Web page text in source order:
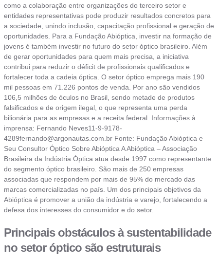
como a colaboração entre organizações do terceiro setor e
entidades representativas pode produzir resultados concretos para
a sociedade, unindo inclusão, capacitação profissional e geração de
oportunidades. Para a Fundação Abióptica, investir na formação de
jovens é também investir no futuro do setor óptico brasileiro. Além
de gerar oportunidades para quem mais precisa, a iniciativa
contribui para reduzir o déficit de profissionais qualificados e
fortalecer toda a cadeia óptica. O setor óptico emprega mais 190
mil pessoas em 71.226 pontos de venda. Por ano são vendidos
106,5 milhões de óculos no Brasil, sendo metade de produtos
falsificados e de origem ilegal, o que representa uma perda
bilionária para as empresas e a receita federal. Informações à
imprensa: Fernando Neves11-9-9178-
4289fernando@argonautas.com.br Fonte: Fundação Abióptica e
Seu Consultor Óptico Sobre Abióptica A Abióptica – Associação
Brasileira da Indústria Óptica atua desde 1997 como representante
do segmento óptico brasileiro. São mais de 250 empresas
associadas que respondem por mais de 95% do mercado das
marcas comercializadas no país. Um dos principais objetivos da
Abióptica é promover a união da indústria e varejo, fortalecendo a
defesa dos interesses do consumidor e do setor.
Principais obstáculos à sustentabilidade
no setor óptico são estruturais